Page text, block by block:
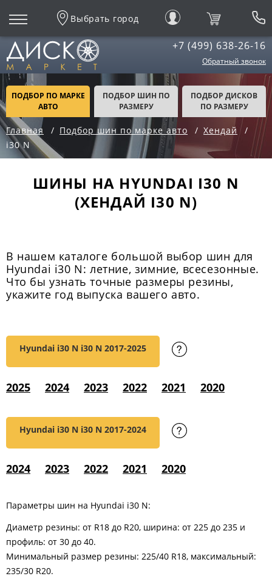
Выбрать город
+7 (499) 638-26-16
Обратный звонок
ПОДБОР ПО МАРКЕ
АВТО
ПОДБОР ШИН ПО
РАЗМЕРУ
ПОДБОР ДИСКОВ
ПО РАЗМЕРУ
Главная Подбор шин по марке авто
Хендай
i30 N
ШИНЫ НА HYUNDAI I30 N
(ХЕНДАЙ I30 N)
В нашем каталоге большой выбор шин для
Hyundai i30 N: летние, зимние, всесезонные.
Что бы узнать точные размеры резины,
укажите год выпуска вашего авто.
Hyundai i30 N i30 N 2017-2025
2025 2024 2023 2022 2021 2020
Hyundai i30 N i30 N 2017-2024
2024 2023 2022 2021 2020
Параметры шин на Hyundai i30 N:
Диаметр резины: от R18 до R20, ширина: от 225 до 235 и
профиль: от 30 до 40.
Минимальный размер резины: 225/40 R18, максимальный:
235/30 R20.